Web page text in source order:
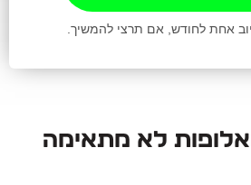
אחת לחודש, אם תרצי להמשיך.
לא מתאימה